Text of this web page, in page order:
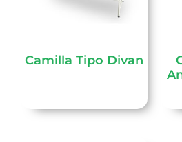
Camilla Tipo Divan